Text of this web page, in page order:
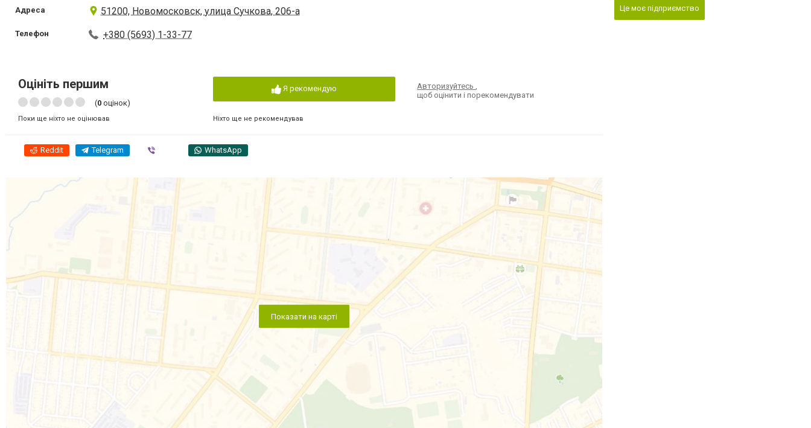
Адреса 51200, Новомосковск, улица Сучкова, 206-а
Телефон +380 (5693) 1-33-77
Оцініть першим
(0 оцінок)
Поки ще ніхто не оцінював
Я рекомендую
Ніхто ще не рекомендував
Авторизуйтесь,
щоб оцінити і порекомендувати
Reddit Telegram WhatsApp
Показати на карті
Це моє підприємство